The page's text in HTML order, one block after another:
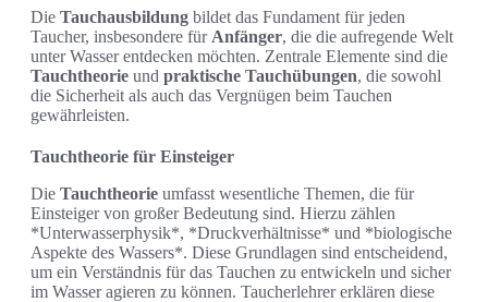
Die Tauchausbildung bildet das Fundament für jeden
Taucher, insbesondere für Anfänger, die die aufregende Welt
unter Wasser entdecken möchten. Zentrale Elemente sind die
Tauchtheorie und praktische Tauchübungen, die sowohl
die Sicherheit als auch das Vergnügen beim Tauchen
gewährleisten.
Tauchtheorie für Einsteiger
Die Tauchtheorie umfasst wesentliche Themen, die für
Einsteiger von großer Bedeutung sind. Hierzu zählen
*Unterwasserphysik*, *Druckverhältnisse* und *biologische
Aspekte des Wassers*. Diese Grundlagen sind entscheidend,
um ein Verständnis für das Tauchen zu entwickeln und sicher
im Wasser agieren zu können. Taucherlehrer erklären diese